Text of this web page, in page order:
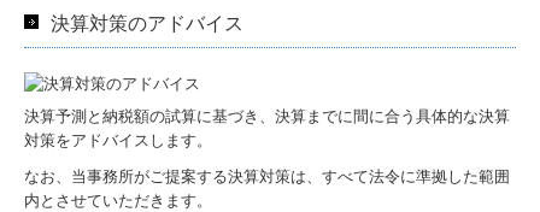
決算対策のアドバイス
決算予測と納税額の試算に基づき、決算までに間に合う具体的な決算
対策をアドバイスします。
なお、当事務所がご提案する決算対策は、すべて法令に準拠した範囲
内とさせていただきます。